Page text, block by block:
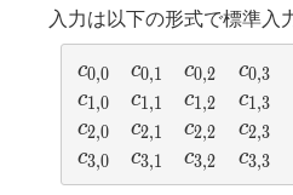
入力は以下の形式で標準入
c_{0,0}
c0,0 c_{0,1}
c0,1 c_{0,2}
c0,2 c0,3
c_{1,0}
c1,0 c_{1,1}
c1,1 c_{1,2}
c1,2 c1,3
c_{2,0}
c2,0 c_{2,1}
c2,1 c_{2,2}
c2,2 c2,3
c_{3,0}
c3,0 c_{3,1}
c3,1 c_{3,2}
c3,2 c3,3